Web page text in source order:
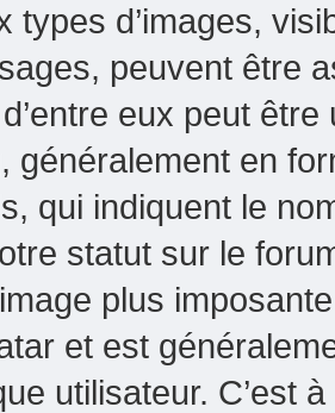
types d’images,
peuvent être
d’entre eux peut
généralement en
qui indiquent le
statut sur le
plus
et est
utilisateur. C’est